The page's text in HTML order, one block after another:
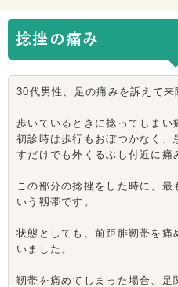
捻挫の痛み
30代男性、足の痛みを訴えて来
歩いているときに捻ってしまい
初診時は歩行もおぼつかなく
すだけでも外くるぶし付近に痛
この部分の捻挫をした時に、最
いう靱帯です。
状態としても、前距腓靭帯を痛
いました。
靭帯を痛めてしまった場合、足